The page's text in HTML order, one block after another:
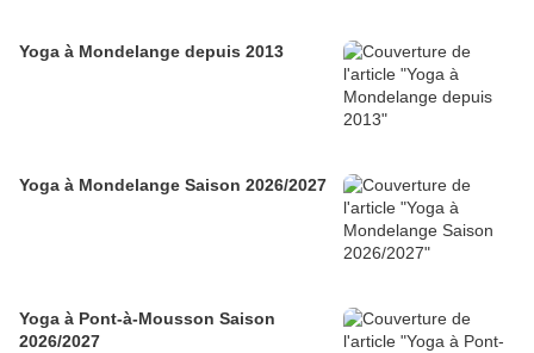
Yoga à Mondelange depuis 2013
Yoga à Mondelange Saison 2026/2027
Yoga à Pont-à-Mousson Saison
2026/2027